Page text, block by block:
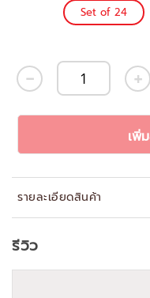
Set of 24
เพิ่
รายละเอียดสินค้า
รีวิว